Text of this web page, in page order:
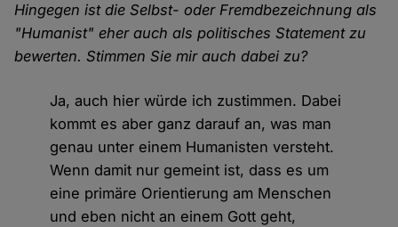
Hingegen ist die Selbst- oder Fremdbezeichnung als
"Humanist" eher auch als politisches Statement zu
bewerten. Stimmen Sie mir auch dabei zu?
Ja, auch hier würde ich zustimmen. Dabei
kommt es aber ganz darauf an, was man
genau unter einem Humanisten versteht.
Wenn damit nur gemeint ist, dass es um
eine primäre Orientierung am Menschen
und eben nicht an einem Gott geht,